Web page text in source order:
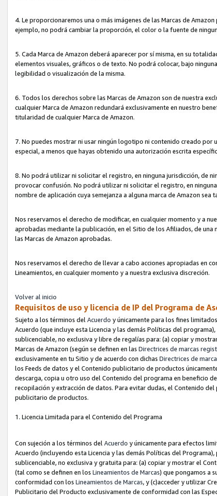
4. Le proporcionaremos una o más imágenes de las Marcas de
ejemplo, no podrá cambiar la proporción, el color o la fuente de
5. Cada Marca de Amazon deberá aparecer por sí misma, en su
elementos visuales, gráficos o de texto. No podrá colocar, bajo
legibilidad o visualización de la misma.
6. Todos los derechos sobre las Marcas de Amazon son de nuestra
cualquier Marca de Amazon redundará exclusivamente en nuestro
titularidad de cualquier Marca de Amazon.
7. No puedes mostrar ni usar ningún logotipo ni contenido creado por
especial, a menos que hayas obtenido una autorización escrita
8. No podrá utilizar ni solicitar el registro, en ninguna jurisdicción, de
provocar confusión. No podrá utilizar ni solicitar el registro, en
nombre de aplicación cuya semejanza a alguna marca de Amazon
Nos reservamos el derecho de modificar, en cualquier momento y a
aprobadas mediante la publicación, en el Sitio de los Afiliados, de
las Marcas de Amazon aprobadas.
Nos reservamos el derecho de llevar a cabo acciones apropiadas en
Lineamientos, en cualquier momento y a nuestra exclusiva discreción.
Volver al inicio
Requisitos de uso y licencia de IP del Programa de
Sujeto a los términos del Acuerdo y únicamente para los fines
Acuerdo (que incluye esta Licencia y las demás Políticas del
sublicenciable, no exclusiva y libre de regalías para: (a) copiar y
Marcas de Amazon (según se definen en las Directrices de marcas
exclusivamente en tu Sitio y de acuerdo con dichas Directrices de
los Feeds de datos y el Contenido publicitario de productos
descarga, copia u otro uso del Contenido del programa en beneficio
recopilación y extracción de datos. Para evitar dudas, el Contenido
publicitario de productos.
1. Licencia Limitada para el Contenido del Programa
Con sujeción a los términos del Acuerdo y únicamente para efectos
Acuerdo (incluyendo esta Licencia y las demás Políticas del
sublicenciable, no exclusiva y gratuita para: (a) copiar y mostrar el
(tal como se definen en los Lineamientos de Marcas) que pongamos a
conformidad con los Lineamientos de Marcas, y (c)acceder y utilizar
Publicitario del Producto exclusivamente de conformidad con las